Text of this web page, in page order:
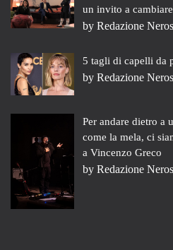
un invito a
by Redazione
5 tagli di capelli da
by Redazione
Per andare dietro a
come la mela, ci
a Vincenzo Greco
by Redazione